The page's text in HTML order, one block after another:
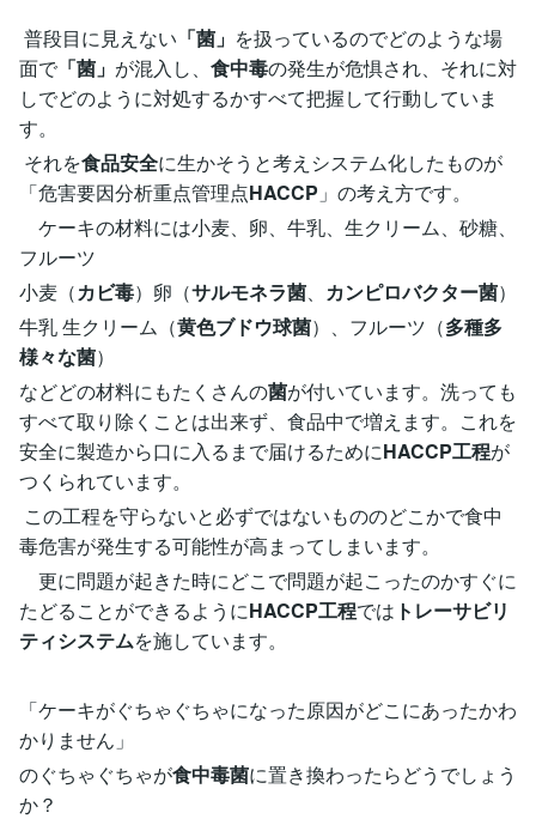
普段目に見えない 「菌」 を扱っているのでどのような場
面で 「菌」 が混入し、 食中毒の発生が危惧され、それに対
しでどのように対処するかすべて把握して行動していま
す。
それを食品安全に生かそうと考えシステム化したものが
「危害要因分析重点管理点HACCP 」の考え方です。
ケーキの材料には小麦、卵、牛乳、生クリーム、砂糖、
フルーツ
小麦（カビ毒）卵（サルモネラ菌、 カンピロバクター菌）
牛乳 生クリーム（黄色ブドウ球菌）、フルーツ（多種多
様々な菌）
などどの材料にもたくさんの菌が付いています。洗っても
すべて取り除くことは出来ず、食品中で増えます。これを
安全に製造から口に入るまで届けるためにHACCP工程が
つくられています。
この工程を守らないと必ずではないもののどこかで食中
毒危害が発生する可能性が高まってしまいます。
更に問題が起きた時にどこで問題が起こったのかすぐに
たどることができるようにHACCP工程では トレーサビリ
ティシステムを施しています。
「ケーキがぐちゃぐちゃになった原因がどこにあったかわ
かりません」
のぐちゃぐちゃが食中毒菌に置き換わったらどうでしょう
か？